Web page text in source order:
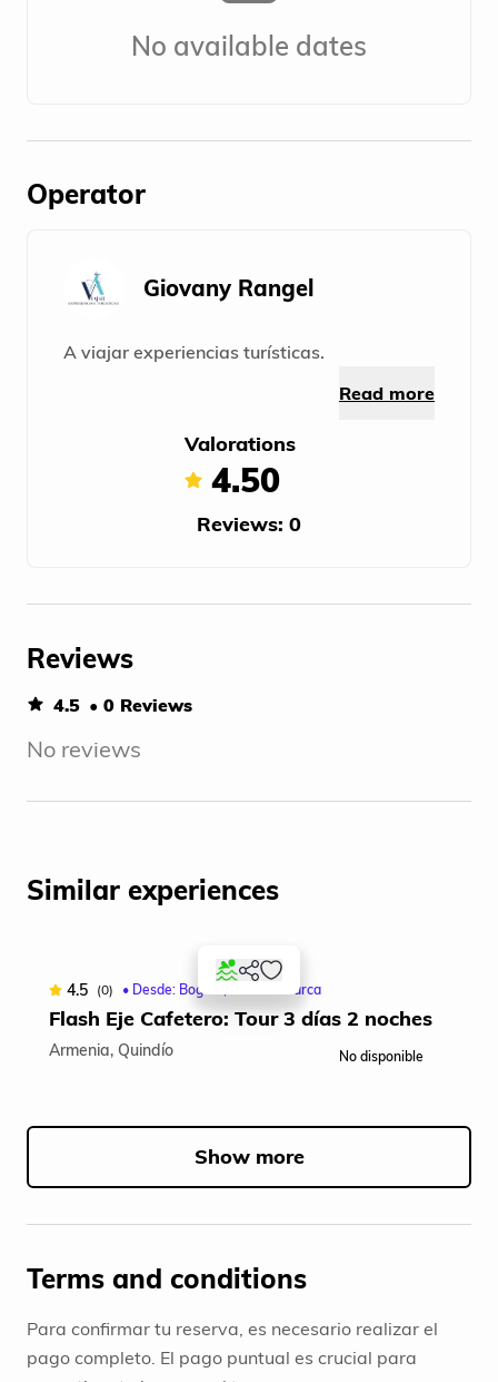
No available dates
Operator
Giovany Rangel
A viajar experiencias turísticas.
Read more
Valorations
4.50
Reviews: 0
Reviews
4.5 • 0 Reviews
No reviews
Similar experiences
4.5 (0) • Desde: Bogotá, Cundinamarca
Flash Eje Cafetero: Tour 3 días 2 noches
Armenia, Quindío No disponible
1
5
Show more
Terms and conditions
Para confirmar tu reserva, es necesario realizar el
pago completo. El pago puntual es crucial para